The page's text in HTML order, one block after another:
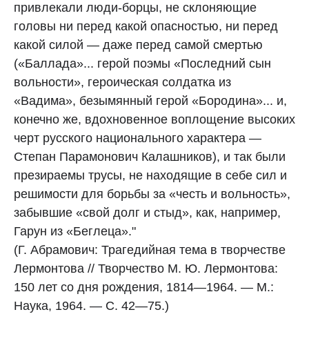
привлекали люди-борцы, не склоняющие
головы ни перед какой опасностью, ни перед
какой силой — даже перед самой смертью
(«Баллада»... герой поэмы «Последний сын
вольности», героическая солдатка из
«Вадима», безымянный герой «Бородина»... и,
конечно же, вдохновенное воплощение высоких
черт русского национального характера —
Степан Парамонович Калашников), и так были
презираемы трусы, не находящие в себе сил и
решимости для борьбы за «честь и вольность»,
забывшие «свой долг и стыд», как, например,
Гарун из «Беглеца»."
(Г. Абрамович: Трагедийная тема в творчестве
Лермонтова // Творчество М. Ю. Лермонтова:
150 лет со дня рождения, 1814—1964. — М.:
Наука, 1964. — С. 42—75.)